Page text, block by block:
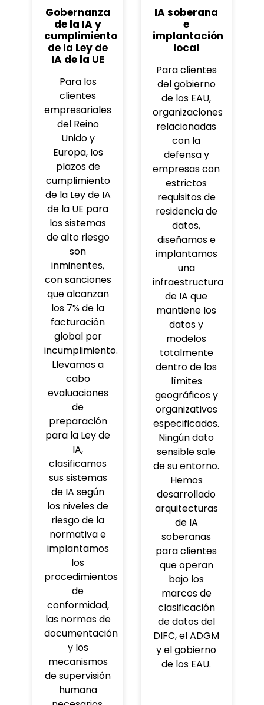
Gobernanza
de la IA y
cumplimiento
de la Ley de
IA de la UE
Para los
clientes
empresariales
del Reino
Unido y
Europa, los
plazos de
cumplimiento
de la Ley de IA
de la UE para
los sistemas
de alto riesgo
son
inminentes,
con sanciones
que alcanzan
los 7% de la
facturación
global por
incumplimiento.
Llevamos a
cabo
evaluaciones
de
preparación
para la Ley de
IA,
clasificamos
sus sistemas
de IA según
los niveles de
riesgo de la
normativa e
implantamos
los
procedimientos
de
conformidad,
las normas de
documentación
y los
mecanismos
de supervisión
humana
IA soberana
e
implantación
local
Para clientes
del gobierno
de los EAU,
organizaciones
relacionadas
con la
defensa y
empresas con
estrictos
requisitos de
residencia de
datos,
diseñamos e
implantamos
una
infraestructura
de IA que
mantiene los
datos y
modelos
totalmente
dentro de los
límites
geográficos y
organizativos
especificados.
Ningún dato
sensible sale
de su entorno.
Hemos
desarrollado
arquitecturas
de IA
soberanas
para clientes
que operan
bajo los
marcos de
clasificación
de datos del
DIFC, el ADGM
y el gobierno
de los EAU.